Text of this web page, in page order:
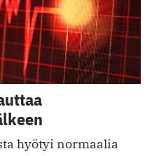
hyötyi normaalia